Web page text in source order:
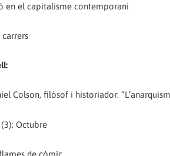
en el capitalisme contemporani
Colson, filòsof i historiador:
(3): Octubre
de còmic